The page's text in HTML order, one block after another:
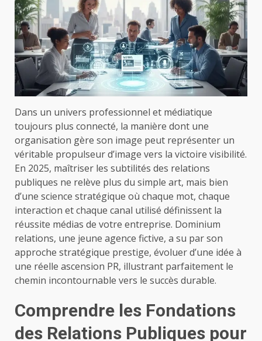
Dans un univers professionnel et médiatique
toujours plus connecté, la manière dont une
organisation gère son image peut représenter un
véritable propulseur d’image vers la victoire visibilité.
En 2025, maîtriser les subtilités des relations
publiques ne relève plus du simple art, mais bien
d’une science stratégique où chaque mot, chaque
interaction et chaque canal utilisé définissent la
réussite médias de votre entreprise. Dominium
relations, une jeune agence fictive, a su par son
approche stratégique prestige, évoluer d’une idée à
une réelle ascension PR, illustrant parfaitement le
chemin incontournable vers le succès durable.
Comprendre les Fondations
des Relations Publiques pour